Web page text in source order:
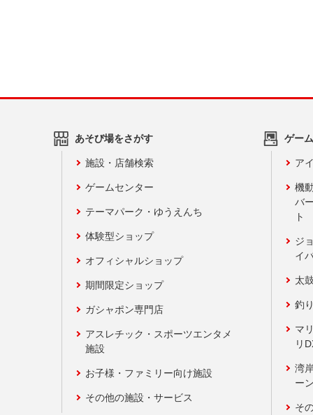
あそび場をさがす
施設・店舗検索
ゲームセンター
テーマパーク・ゆうえんち
体験型ショップ
オフィシャルショップ
期間限定ショップ
ガシャポン専門店
アスレチック・スポーツエンタメ
施設
お子様・ファミリー向け施設
その他の施設・サービス
ゲー
ア
機
バ
ト
ジ
イ
太
釣
マ
リ
湾
ー
そ